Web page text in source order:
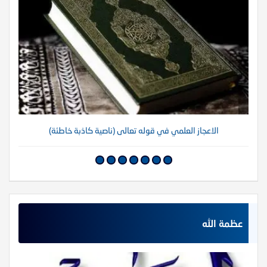
الاعجاز العلمي في قوله تعالى (ناصية كاذبة خاطئة)
عظمة الله